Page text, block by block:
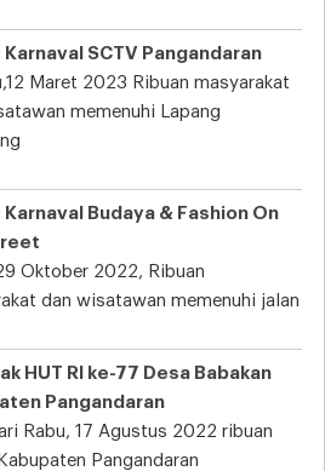
Karnaval SCTV Pangandaran
Maret 2023 Ribuan masyarakat
memenuhi Lapang
Karnaval Budaya & Fashion On
Oktober 2022, Ribuan
dan wisatawan memenuhi jalan
HUT RI ke-77 Desa Babakan
Pangandaran
Rabu, 17 Agustus 2022 ribuan
Pangandaran